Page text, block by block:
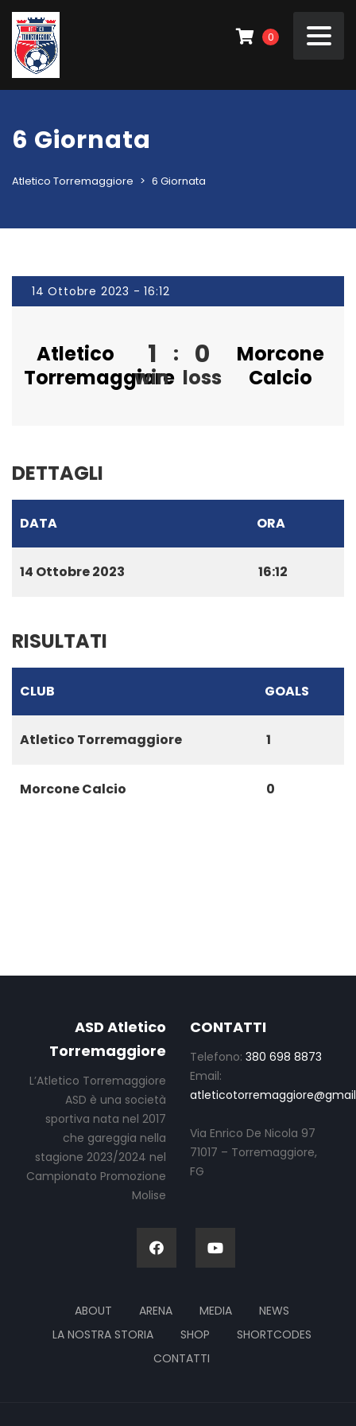
0
6 Giornata
Atletico Torremaggiore > 6 Giornata
14 Ottobre 2023 - 16:12
Atletico
Torremaggiore
1
win
: 0
loss
Morcone
Calcio
DETTAGLI
DATA ORA
14 Ottobre 2023 16:12
RISULTATI
CLUB GOALS
Atletico Torremaggiore 1
Morcone Calcio 0
ASD Atletico
Torremaggiore
L’Atletico Torremaggiore
ASD è una società
sportiva nata nel 2017
che gareggia nella
stagione 2023/2024 nel
Campionato Promozione
Molise
CONTATTI
Telefono: 380 698 8873
Email:
Via Enrico De Nicola 97
71017 – Torremaggiore,
FG
ABOUT ARENA MEDIA
NEWS
LA NOSTRA STORIA
SHOP
SHORTCODES
CONTATTI